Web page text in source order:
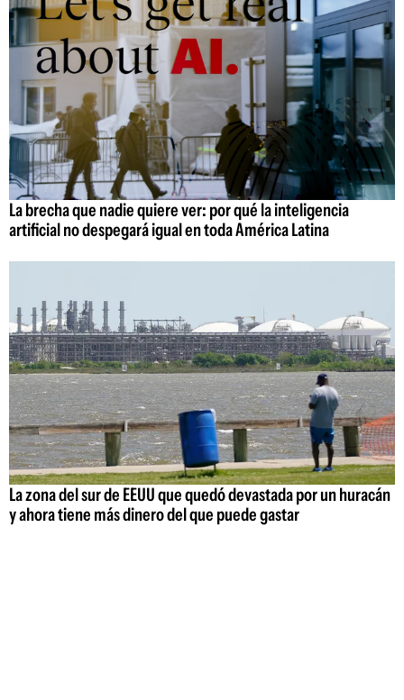
La brecha que nadie quiere ver: por qué la inteligencia
artificial no despegará igual en toda América Latina
La zona del sur de EEUU que quedó devastada por un huracán
y ahora tiene más dinero del que puede gastar